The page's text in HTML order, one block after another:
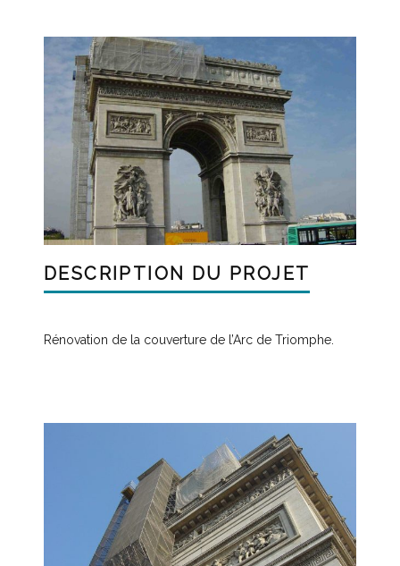
DESCRIPTION DU PROJET
Rénovation de la couverture de l’Arc de Triomphe.